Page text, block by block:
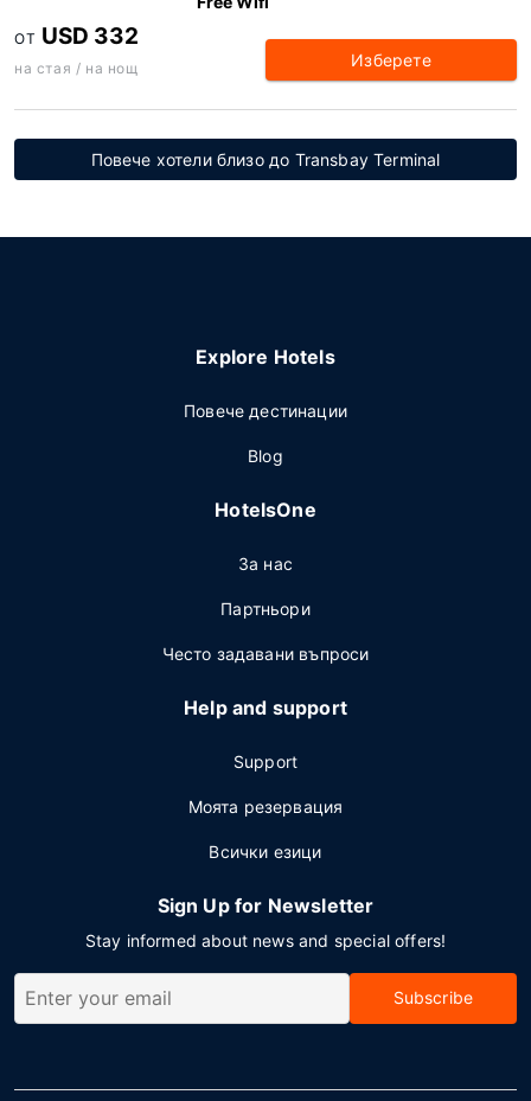
ОТ USD 332
на стая / на нощ Изберете
Повече хотели близо до Transbay Terminal
Explore Hotels
Повече дестинации
Blog
HotelsOne
За нас
Партньори
Често задавани въпроси
Help and support
Support
Моята резервация
Всички езици
Sign Up for Newsletter
Stay informed about news and special offers!
Subscribe